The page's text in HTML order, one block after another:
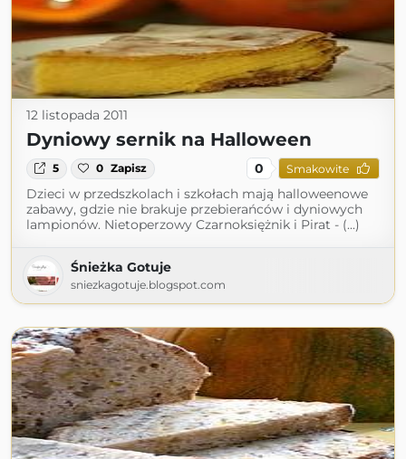
12 listopada 2011
Dyniowy sernik na Halloween
5 0 Zapisz 0 Smakowite
Dzieci w przedszkolach i szkołach mają halloweenowe
zabawy, gdzie nie brakuje przebierańców i dyniowych
lampionów. Nietoperzowy Czarnoksiężnik i Pirat - (...)
Śnieżka Gotuje
sniezkagotuje.blogspot.com